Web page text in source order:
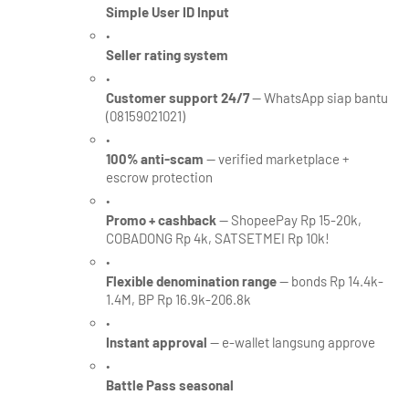
Simple User ID Input
Seller rating system
Customer support 24/7 — WhatsApp siap bantu
(08159021021)
100% anti-scam — verified marketplace +
escrow protection
Promo + cashback — ShopeePay Rp 15-20k,
COBADONG Rp 4k, SATSETMEI Rp 10k!
Flexible denomination range — bonds Rp 14.4k-
1.4M, BP Rp 16.9k-206.8k
Instant approval — e-wallet langsung approve
Battle Pass seasonal